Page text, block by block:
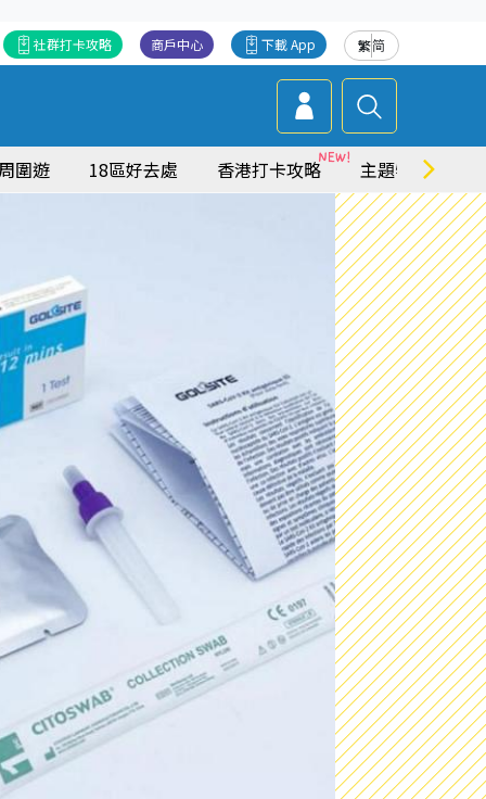
繁简
下載 App
商戶中心
社群打卡攻略
圍遊 18區好去處 香港打卡攻略 主題特集